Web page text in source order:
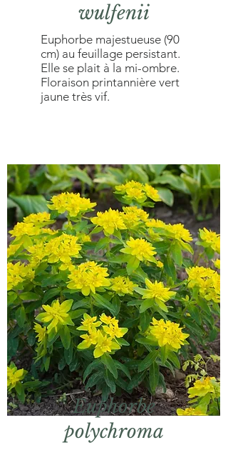
wulfenii
Euphorbe majestueuse (90
cm) au feuillage persistant.
Elle se plait à la mi-ombre.
Floraison printannière vert
jaune très vif.
Euphorbe
polychroma